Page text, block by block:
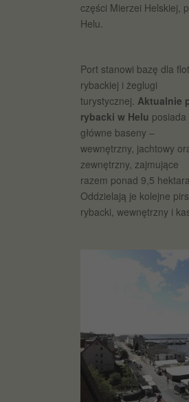
części Mierzei Helskiej,
Helu.
Port stanowi bazę dla
rybackiej i żeglugi
turystycznej. Aktualnie
rybacki w Helu posiada
główne baseny –
wewnętrzny, jachtowy
zewnętrzny, zajmujące
razem ponad 9,5
Oddzielają je kolejne
rybacki, wewnętrzny i